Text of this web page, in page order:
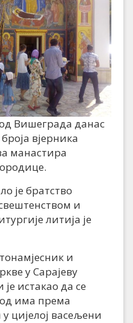
Вишеграда данас
вјерника
манастира
је братство
и
литија је
и
у Сарајеву
истакао да се
има према
цијелој васељени